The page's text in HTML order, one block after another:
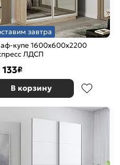
завтра
купе 1600x600x2200
ЛДСП
₽
В корзину